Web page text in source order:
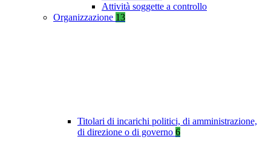
Attività soggette a controllo
Organizzazione 13
Titolari di incarichi politici, di amministrazione,
di direzione o di governo 6